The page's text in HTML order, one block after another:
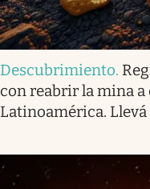
Descubrimiento.
con reabrir la mina a
Latinoamérica. Llevá